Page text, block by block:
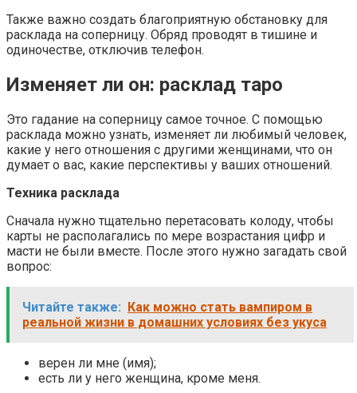
Также важно создать благоприятную обстановку для
расклада на соперницу. Обряд проводят в тишине и
одиночестве, отключив телефон.
Изменяет ли он: расклад таро
Это гадание на соперницу самое точное. С помощью
расклада можно узнать, изменяет ли любимый человек,
какие у него отношения с другими женщинами, что он
думает о вас, какие перспективы у ваших отношений.
Техника расклада
Сначала нужно тщательно перетасовать колоду, чтобы
карты не располагались по мере возрастания цифр и
масти не были вместе. После этого нужно загадать свой
вопрос:
Читайте также: Как можно стать вампиром в
реальной жизни в домашних условиях без укуса
верен ли мне (имя);
есть ли у него женщина, кроме меня.